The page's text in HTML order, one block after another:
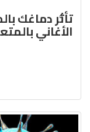
تأثُّر دماغك
الأغاني